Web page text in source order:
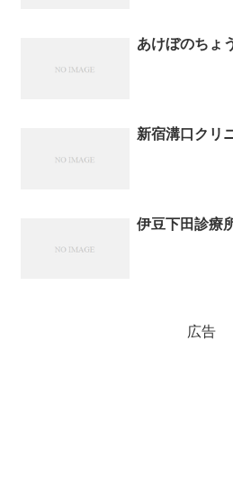
あけぼのちょ
新宿溝口クリ
伊豆下田診療
広告